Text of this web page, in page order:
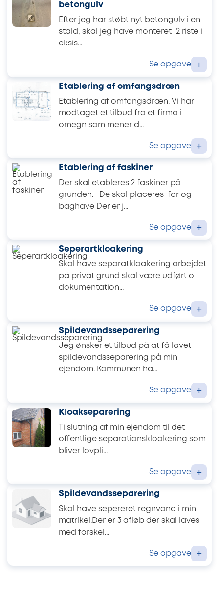
betongulv
Efter jeg har støbt nyt betongulv i en
stald, skal jeg have monteret 12 riste i
eksis...
Se opgave +
Etablering af omfangsdræn
Etablering af omfangsdræn. Vi har
modtaget et tilbud fra et firma i
omegn som mener d...
Se opgave +
Etablering af faskiner
Der skal etableres 2 faskiner på
grunden. De skal placeres for og
baghave Der er j...
Se opgave +
Seperartkloakering
Skal have separatkloakering arbejdet
på privat grund skal være udført o
dokumentation...
Se opgave +
Spildevandsseparering
Jeg ønsker et tilbud på at få lavet
spildevandsseparering på min
ejendom. Kommunen ha...
Se opgave +
Kloakseparering
Tilslutning af min ejendom til det
offentlige separationskloakering som
bliver lovpli...
Se opgave +
Spildevandsseparering
Skal have sepereret regnvand i min
matrikel.Der er 3 afløb der skal laves
med forskel...
Se opgave +